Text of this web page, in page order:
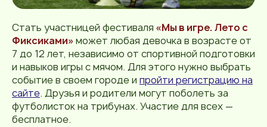
Стать участницей фестиваля «Мы в игре. Лето с
Фиксиками»может любая девочка в возрасте от
7 до 12 лет, независимо от спортивной подготовки
и навыков игры с мячом. Для этого нужно выбрать
событие в своем городе и пройти регистрацию на
сайте. Друзья и родители могут поболеть за
футболисток на трибунах. Участие для всех —
бесплатное.